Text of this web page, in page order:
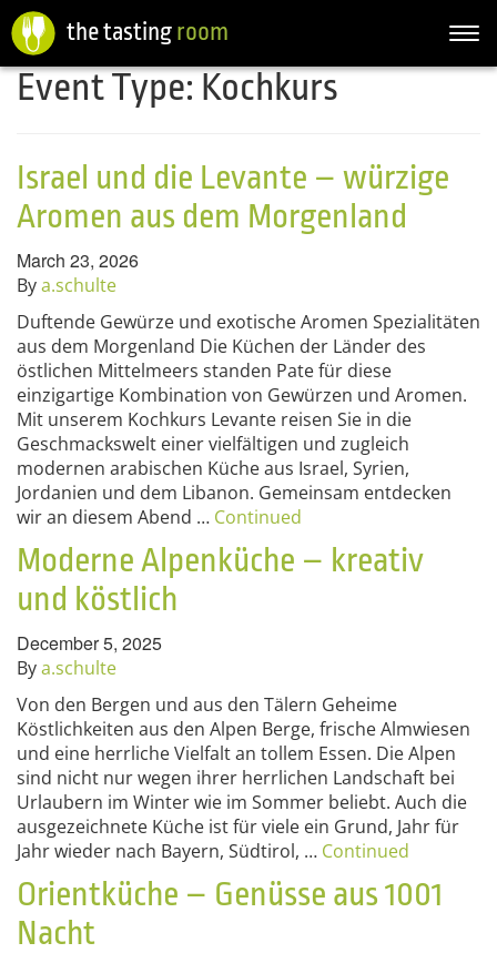
the tasting room
Event Type: Kochkurs
Israel und die Levante – würzige
Aromen aus dem Morgenland
March 23, 2026
Bya.schulte
Duftende Gewürze und exotische Aromen Spezialitäten
aus dem Morgenland Die Küchen der Länder des
östlichen Mittelmeers standen Pate für diese
einzigartige Kombination von Gewürzen und Aromen.
Mit unserem Kochkurs Levante reisen Sie in die
Geschmackswelt einer vielfältigen und zugleich
modernen arabischen Küche aus Israel, Syrien,
Jordanien und dem Libanon. Gemeinsam entdecken
wir an diesem Abend … Continued
Moderne Alpenküche – kreativ
und köstlich
December 5, 2025
Bya.schulte
Von den Bergen und aus den Tälern Geheime
Köstlichkeiten aus den Alpen Berge, frische Almwiesen
und eine herrliche Vielfalt an tollem Essen. Die Alpen
sind nicht nur wegen ihrer herrlichen Landschaft bei
Urlaubern im Winter wie im Sommer beliebt. Auch die
ausgezeichnete Küche ist für viele ein Grund, Jahr für
Jahr wieder nach Bayern, Südtirol, … Continued
Orientküche – Genüsse aus 1001
Nacht